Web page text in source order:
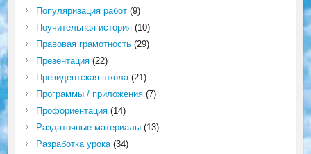
Популяризация работ(9)
Поучительная история(10)
Правовая грамотность(29)
Презентация(22)
Президентская школа(21)
Программы / приложения(7)
Профориентация(14)
Раздаточные материалы(13)
Разработка урока(34)